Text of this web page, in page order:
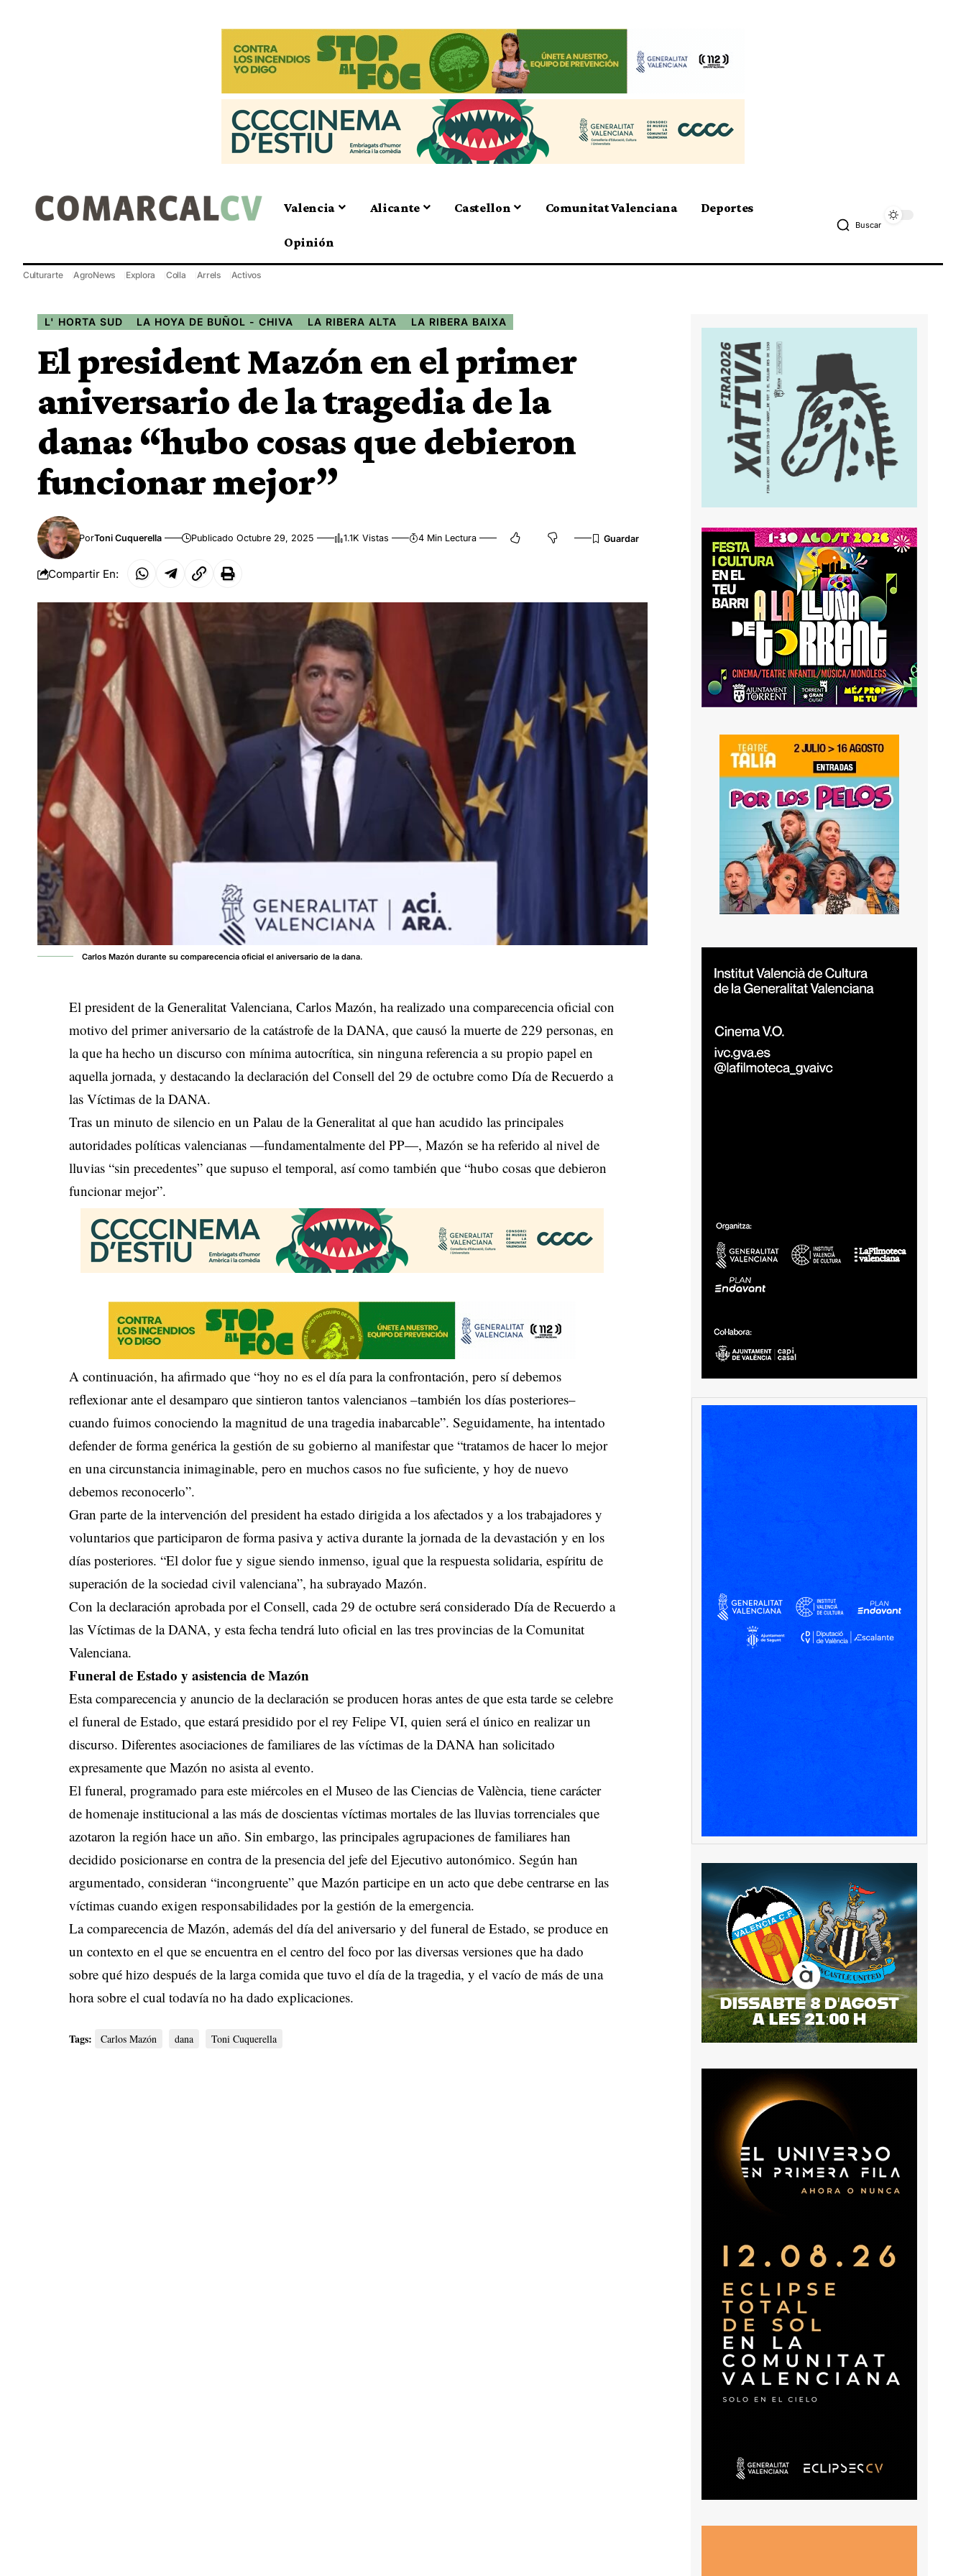
Valencia Alicante Castellon Comunitat Valenciana Deportes
Opinión
Buscar
Culturarte AgroNews Explora Colla Arrels Activos
L' HORTA SUD LA HOYA DE BUÑOL - CHIVA LA RIBERA ALTA LA RIBERA BAIXA
El president Mazón en el primer
aniversario de la tragedia de la
dana: “hubo cosas que debieron
funcionar mejor”
PorToni Cuquerella Publicado Octubre 29, 2025 1.1K Vistas 4 Min Lectura
Compartir En:
Carlos Mazón durante su comparecencia oficial el aniversario de la dana.
El president de la Generalitat Valenciana, Carlos Mazón, ha realizado una comparecencia oficial con
motivo del primer aniversario de la catástrofe de la DANA, que causó la muerte de 229 personas, en
la que ha hecho un discurso con mínima autocrítica, sin ninguna referencia a su propio papel en
aquella jornada, y destacando la declaración del Consell del 29 de octubre como Día de Recuerdo a
las Víctimas de la DANA.
Tras un minuto de silencio en un Palau de la Generalitat al que han acudido las principales
autoridades políticas valencianas —fundamentalmente del PP—, Mazón se ha referido al nivel de
lluvias “sin precedentes” que supuso el temporal, así como también que “hubo cosas que debieron
funcionar mejor”.
A continuación, ha afirmado que “hoy no es el día para la confrontación, pero sí debemos
reflexionar ante el desamparo que sintieron tantos valencianos –también los días posteriores–
cuando fuimos conociendo la magnitud de una tragedia inabarcable”. Seguidamente, ha intentado
defender de forma genérica la gestión de su gobierno al manifestar que “tratamos de hacer lo mejor
en una circunstancia inimaginable, pero en muchos casos no fue suficiente, y hoy de nuevo
debemos reconocerlo”.
Gran parte de la intervención del president ha estado dirigida a los afectados y a los trabajadores y
voluntarios que participaron de forma pasiva y activa durante la jornada de la devastación y en los
días posteriores. “El dolor fue y sigue siendo inmenso, igual que la respuesta solidaria, espíritu de
superación de la sociedad civil valenciana”, ha subrayado Mazón.
Con la declaración aprobada por el Consell, cada 29 de octubre será considerado Día de Recuerdo a
las Víctimas de la DANA, y esta fecha tendrá luto oficial en las tres provincias de la Comunitat
Valenciana.
Funeral de Estado y asistencia de Mazón
Esta comparecencia y anuncio de la declaración se producen horas antes de que esta tarde se celebre
el funeral de Estado, que estará presidido por el rey Felipe VI, quien será el único en realizar un
discurso. Diferentes asociaciones de familiares de las víctimas de la DANA han solicitado
expresamente que Mazón no asista al evento.
El funeral, programado para este miércoles en el Museo de las Ciencias de València, tiene carácter
de homenaje institucional a las más de doscientas víctimas mortales de las lluvias torrenciales que
azotaron la región hace un año. Sin embargo, las principales agrupaciones de familiares han
decidido posicionarse en contra de la presencia del jefe del Ejecutivo autonómico. Según han
argumentado, consideran “incongruente” que Mazón participe en un acto que debe centrarse en las
víctimas cuando exigen responsabilidades por la gestión de la emergencia.
La comparecencia de Mazón, además del día del aniversario y del funeral de Estado, se produce en
un contexto en el que se encuentra en el centro del foco por las diversas versiones que ha dado
sobre qué hizo después de la larga comida que tuvo el día de la tragedia, y el vacío de más de una
hora sobre el cual todavía no ha dado explicaciones.
Tags: Carlos Mazón dana Toni Cuquerella